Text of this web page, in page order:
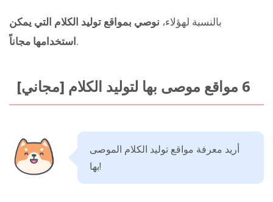
بالنسبة لهؤلاء، نوصي بمواقع توليد الكلام التي يمكن
استخدامها مجاناً.
[مجاني] 6 مواقع موصى بها لتوليد الكلام
أريد معرفة مواقع توليد الكلام الموصى
بها!